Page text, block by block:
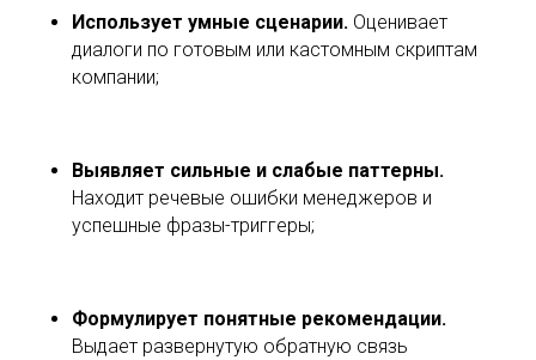
Использует умные сценарии. Оценивает
диалоги по готовым или кастомным скриптам
компании;
Выявляет сильные и слабые паттерны.
Находит речевые ошибки менеджеров и
успешные фразы-триггеры;
Формулирует понятные рекомендации.
Выдает развернутую обратную связь